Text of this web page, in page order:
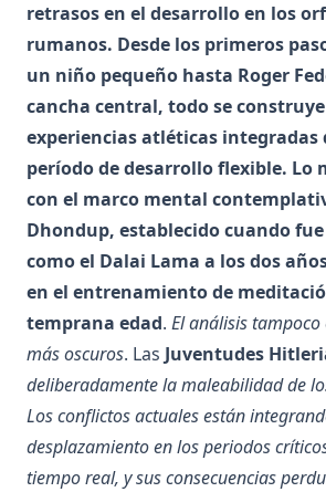
retrasos en el desarrollo en los
rumanos. Desde los primeros
un niño pequeño hasta Roger
cancha central, todo se
experiencias atléticas integradas
período de desarrollo flexible. Lo
con el marco mental
Dhondup, establecido cuando
como el Dalai Lama a los dos
en el entrenamiento de
temprana edad. El análisis tampoco
más oscuros. Las Juventudes
deliberadamente la maleabilidad de
Los conflictos actuales están
desplazamiento en los periodos
tiempo real, y sus consecuencias